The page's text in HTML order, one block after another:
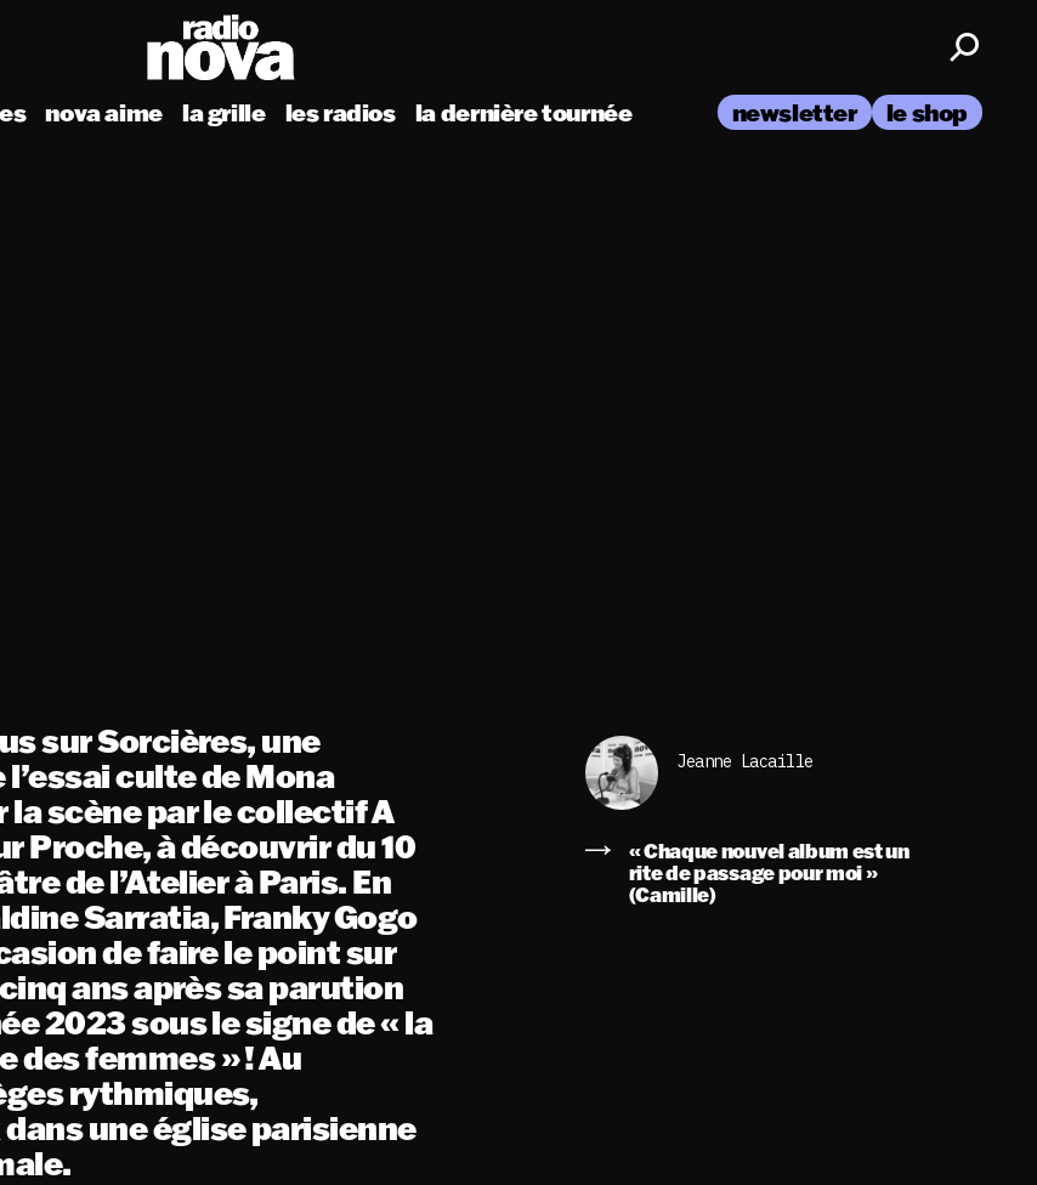
nova aime la grille les radios la dernière tournée newsletter le shop
sur Sorcières, une
culte de Mona
scène par le collectif A
Proche, à découvrir du 10
de l’Atelier à Paris. En
Sarratia, Franky Gogo
de faire le point sur
ans après sa parution
2023 sous le signe de « la
des femmes » ! Au
rythmiques,
une église parisienne
Jeanne Lacaille
« Chaque nouvel album est un
rite de passage pour moi »
(Camille)